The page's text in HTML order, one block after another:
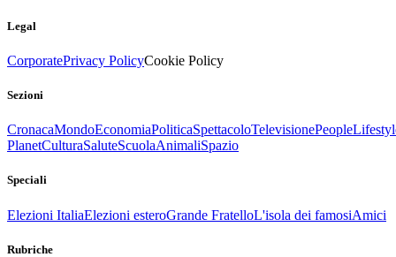
Legal
CorporatePrivacy PolicyCookie Policy
Sezioni
CronacaMondoEconomiaPoliticaSpettacoloTelevisionePeople
PlanetCulturaSaluteScuolaAnimaliSpazio
Speciali
Elezioni ItaliaElezioni esteroGrande FratelloL'isola dei famosiAmici
Rubriche